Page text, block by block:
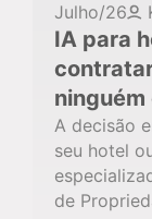
Julho/26
IA para
ninguém
A decisão
seu hotel
de